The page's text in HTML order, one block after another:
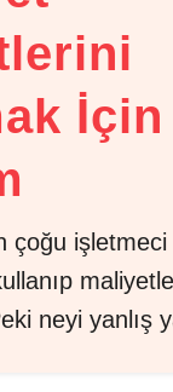
İçin
çoğu işletmeci
neyi yanlış